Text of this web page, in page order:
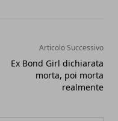
Articolo Successivo
Ex Bond Girl dichiarata
morta, poi morta
realmente